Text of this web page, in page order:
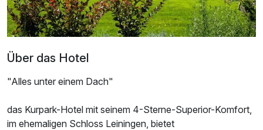
Ausstattung
Über das Hotel
"Alles unter einem Dach"
das Kurpark-Hotel mit seinem 4-Sterne-Superior-Komfort,
im ehemaligen Schloss Leiningen, bietet